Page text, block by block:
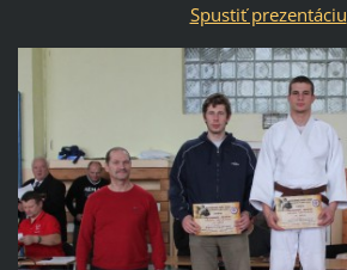
Spustiť prezentáciu